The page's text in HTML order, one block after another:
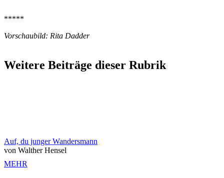
*****
Vorschaubild: Rita Dadder
Weitere Beiträge dieser Rubrik
Auf, du junger Wandersmann
von Walther Hensel
MEHR